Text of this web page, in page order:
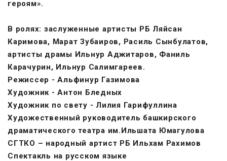
героям».
В ролях: заслуженные артисты РБ Ляйсан
Каримова, Марат Зубаиров, Расиль Сынбулатов,
артисты драмы Ильнур Аджитаров, Фаниль
Карачурин, Ильнур Салимгареев.
Режиссер - Альфинур Газимова
Художник - Антон Бледных
Художник по свету - Лилия Гарифуллина
Художественный руководитель башкирского
драматического театра им.Ильшата Юмагулова
СГТКО – народный артист РБ Ильхам Рахимов
Спектакль на русском языке